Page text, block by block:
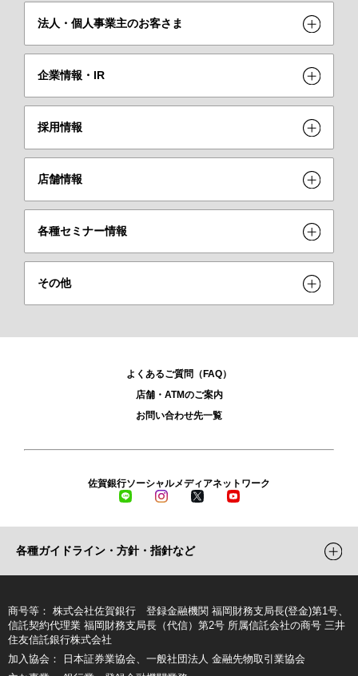
法人・個人事業主のお客さま
企業情報・IR
採用情報
店舗情報
各種セミナー情報
その他
よくあるご質問（FAQ）
店舗・ATMのご案内
お問い合わせ先一覧
佐賀銀行ソーシャルメディアネットワーク
LINE InstagramX
各種ガイドライン・方針・指針など
商号等
株式会社佐賀銀行 登録金融機関 福岡財務支局長(登金)第1号、
信託契約代理業 福岡財務支局長（代信）第2号 所属信託会社の商号 三井
住友信託銀行株式会社
加入協会
日本証券業協会、一般社団法人 金融先物取引業協会